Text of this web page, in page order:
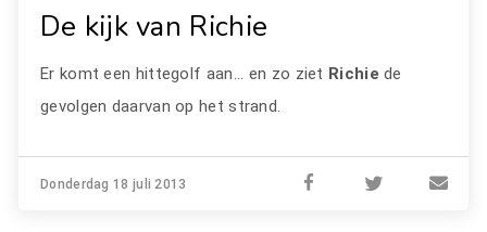
De kijk van Richie
Er komt een hittegolf aan... en zo ziet Richiede
gevolgen daarvan op het strand.
Donderdag 18 juli 2013